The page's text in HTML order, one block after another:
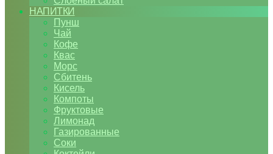
НАПИТКИ
Пунш
Чай
Кофе
Квас
Морс
Сбитень
Кисель
Компоты
Фруктовые
Лимонад
Газированные
Соки